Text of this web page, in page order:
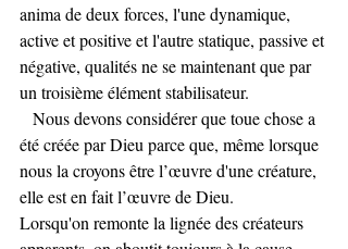
anima de deux forces, l'une dynamique,
active et positive et l'autre statique, passive et
négative, qualités ne se maintenant que par
un troisième élément stabilisateur.
été créée par Dieu parce que, même lorsque
nous la croyons être l’œuvre d'une créature,
elle est en fait l’œuvre de Dieu.
Lorsqu'on remonte la lignée des créateurs